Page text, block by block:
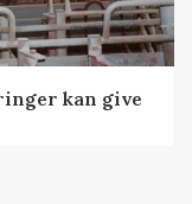
kan give